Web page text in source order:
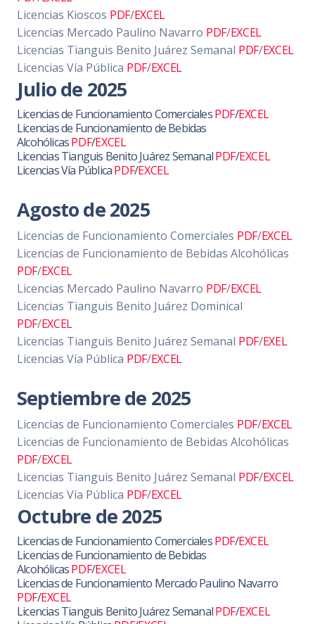
Licencias Kioscos PDF/EXCEL
Licencias Mercado Paulino Navarro PDF/EXCEL
Licencias Tianguis Benito Juárez Semanal PDF/EXCEL
Licencias Vía Pública PDF/EXCEL
Julio de 2025
Licencias de Funcionamiento ComercialesPDF/EXCEL
Licencias de Funcionamiento de Bebidas
AlcohólicasPDF/EXCEL
Licencias Tianguis Benito Juárez SemanalPDF/EXCEL
Licencias Vía PúblicaPDF/EXCEL
Agosto de 2025
Licencias de Funcionamiento Comerciales PDF/EXCEL
Licencias de Funcionamiento de Bebidas Alcohólicas
PDF/EXCEL
Licencias Mercado Paulino Navarro PDF/EXCEL
Licencias Tianguis Benito Juárez Dominical
PDF/EXCEL
Licencias Tianguis Benito Juárez Semanal PDF/EXEL
Licencias Vía Pública PDF/EXCEL
Septiembre de 2025
Licencias de Funcionamiento Comerciales PDF/EXCEL
Licencias de Funcionamiento de Bebidas Alcohólicas
PDF/EXCEL
Licencias Tianguis Benito Juárez Semanal PDF/EXCEL
Licencias Vía Pública PDF/EXCEL
Octubre de 2025
Licencias de Funcionamiento ComercialesPDF/EXCEL
Licencias de Funcionamiento de Bebidas
AlcohólicasPDF/EXCEL
Licencias de Funcionamiento Mercado Paulino Navarro
PDF/EXCEL
Licencias Tianguis Benito Juárez SemanalPDF/EXCEL